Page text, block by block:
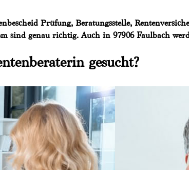
Prüfung, Beratungsstelle,
sind genau richtig. Auch in 97906 Faulbach
gesucht?